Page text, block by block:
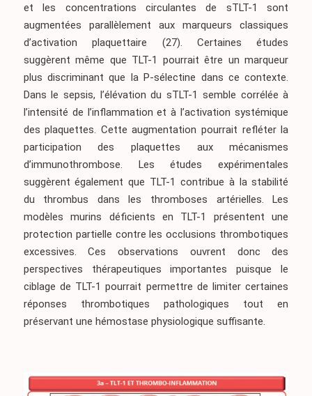
et les concentrations circulantes de sTLT-1 sont
augmentées parallèlement aux marqueurs classiques
d’activation plaquettaire (27). Certaines études
suggèrent même que TLT-1 pourrait être un marqueur
plus discriminant que la P-sélectine dans ce contexte.
Dans le sepsis, l’élévation du sTLT-1 semble corrélée à
l’intensité de l’inflammation et à l’activation systémique
des plaquettes. Cette augmentation pourrait refléter la
participation des plaquettes aux mécanismes
d’immunothrombose. Les études expérimentales
suggèrent également que TLT-1 contribue à la stabilité
du thrombus dans les thromboses artérielles. Les
modèles murins déficients en TLT-1 présentent une
protection partielle contre les occlusions thrombotiques
excessives. Ces observations ouvrent donc des
perspectives thérapeutiques importantes puisque le
ciblage de TLT-1 pourrait permettre de limiter certaines
réponses thrombotiques pathologiques tout en
préservant une hémostase physiologique suffisante.